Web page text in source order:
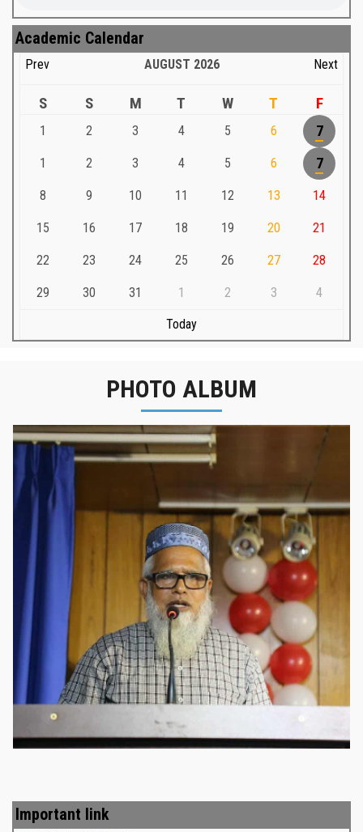
Academic Calendar
Prev AUGUST 2026 Next
S S M T W T F
1 2 3 4 5 6 7
1 2 3 4 5 6 7
8 9 10 11 12 13 14
15 16 17 18 19 20 21
22 23 24 25 26 27 28
29 30 31 1 2 3 4
Today
PHOTO ALBUM
নবীনবরণ - ২০২৫
Important link